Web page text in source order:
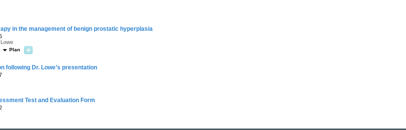
in the management of benign prostatic hyperplasia
Plan
following Dr. Lowe’s presentation
Test and Evaluation Form